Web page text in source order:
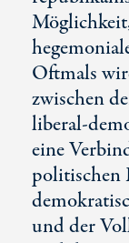
Oftmals
zwischen
liberal-
eine
politischen
und der